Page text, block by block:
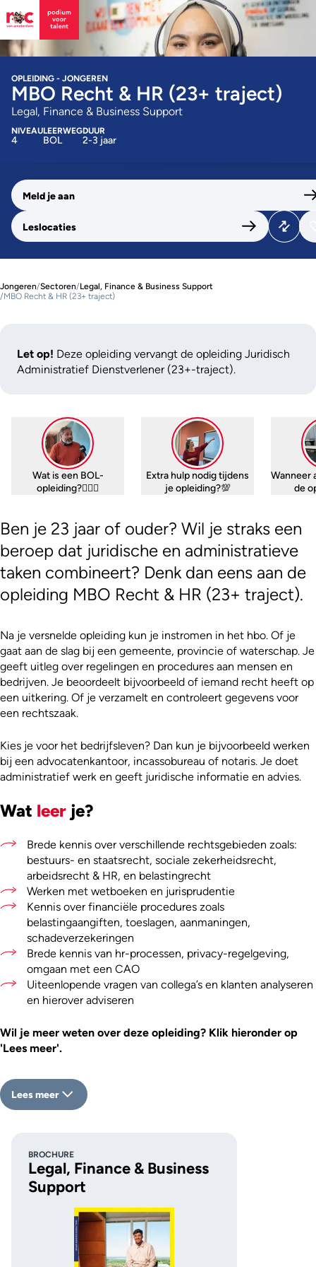
OPLEIDING - JONGEREN
MBO Recht & HR (23+ traject)
Legal, Finance & Business Support
NIVEAU
4
LEERWEG
BOL
DUUR
2-3 jaar
Meld je aan
Leslocaties
Jongeren/Sectoren/Legal, Finance & Business Support
/MBO Recht & HR (23+ traject)
Let op! Deze opleiding vervangt de opleiding Juridisch
Administratief Dienstverlener (23+-traject).
Wat is een BOL-
opleiding?🤷🏼‍♀️
Extra hulp nodig tijdens
je opleiding?💯
Wanneer
de
Ben je 23 jaar of ouder? Wil je straks een
beroep dat juridische en administratieve
taken combineert? Denk dan eens aan de
opleiding MBO Recht & HR (23+ traject).
Na je versnelde opleiding kun je instromen in het hbo. Of je
gaat aan de slag bij een gemeente, provincie of waterschap. Je
geeft uitleg over regelingen en procedures aan mensen en
bedrijven. Je beoordeelt bijvoorbeeld of iemand recht heeft op
een uitkering. Of je verzamelt en controleert gegevens voor
een rechtszaak.
Kies je voor het bedrijfsleven? Dan kun je bijvoorbeeld werken
bij een advocatenkantoor, incassobureau of notaris. Je doet
administratief werk en geeft juridische informatie en advies.
Wat leer je?
Brede kennis over verschillende rechtsgebieden zoals:
bestuurs- en staatsrecht, sociale zekerheidsrecht,
arbeidsrecht & HR, en belastingrecht
Werken met wetboeken en jurisprudentie
Kennis over financiële procedures zoals
belastingaangiften, toeslagen, aanmaningen,
schadeverzekeringen
Brede kennis van hr-processen, privacy-regelgeving,
omgaan met een CAO
Uiteenlopende vragen van collega’s en klanten analyseren
en hierover adviseren
Wil je meer weten over deze opleiding? Klik hieronder op
'Lees meer'.
Lees meer
BROCHURE
Legal, Finance & Business
Support